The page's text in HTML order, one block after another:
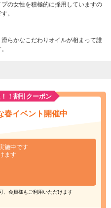
の女性を積極的に採用していますの
。
らかなこだわりオイルが相まって誰
！割引クーポン
春イベント開催中
施中です
ます
、会員様もご利用いただけます